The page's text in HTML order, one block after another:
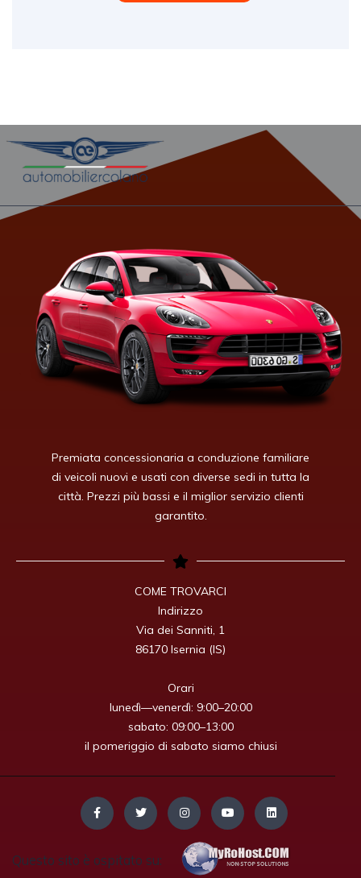
Premiata concessionaria a conduzione familiare
di veicoli nuovi e usati con diverse sedi in tutta la
città. Prezzi più bassi e il miglior servizio clienti
garantito.
COME TROVARCI
Indirizzo
Via dei Sanniti, 1
86170 Isernia (IS)
Orari
lunedì—venerdì: 9:00–20:00
sabato: 09:00–13:00
il pomeriggio di sabato siamo chiusi
Questo sito è ospitato su: